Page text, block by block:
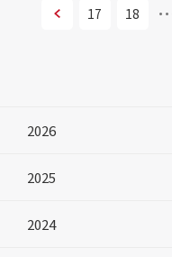
次へ
17 18
2026
2025
2024